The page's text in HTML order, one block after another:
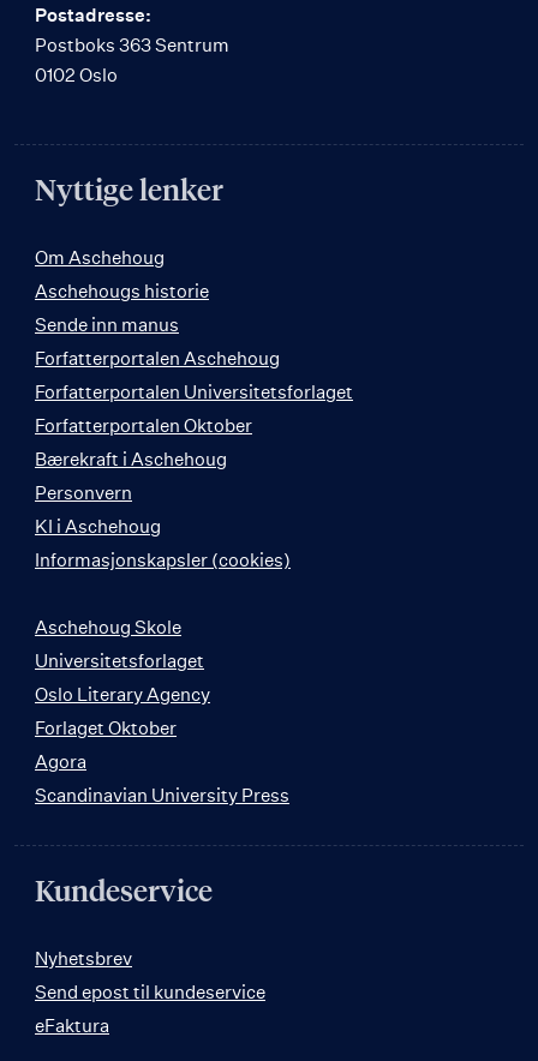
Postadresse:
Postboks 363 Sentrum
0102 Oslo
Nyttige lenker
Om Aschehoug
Aschehougs historie
Sende inn manus
Forfatterportalen Aschehoug
Forfatterportalen Universitetsforlaget
Forfatterportalen Oktober
Bærekraft i Aschehoug
Personvern
KI i Aschehoug
Informasjonskapsler (cookies)
Aschehoug Skole
Universitetsforlaget
Oslo Literary Agency
Forlaget Oktober
Agora
Scandinavian University Press
Kundeservice
Nyhetsbrev
Send epost til kundeservice
eFaktura